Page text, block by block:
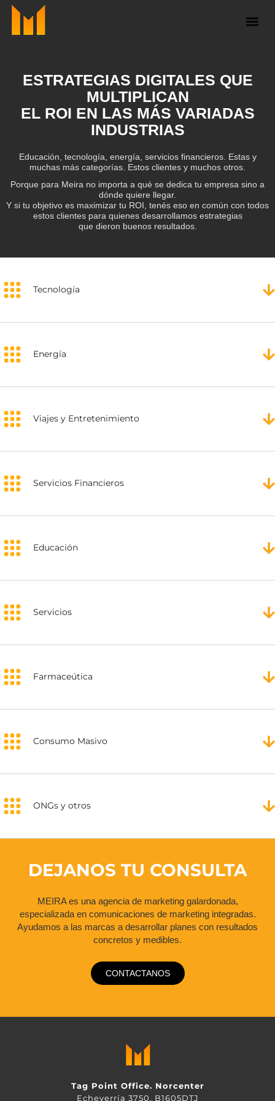
contenido
ESTRATEGIAS DIGITALES QUE
MULTIPLICAN
EL ROI EN LAS MÁS VARIADAS
INDUSTRIAS
Educación, tecnología, energía, servicios financieros. Estas y
muchas más categorías. Estos clientes y muchos otros.
Porque para Meira no importa a qué se dedica tu empresa sino a
dónde quiere llegar.
Y si tu objetivo es maximizar tu ROI, tenés eso en común con todos
estos clientes para quienes desarrollamos estrategias
que dieron buenos resultados.
Tecnología
Energía
Viajes y Entretenimiento
Servicios Financieros
Educación
Servicios
Farmaceútica
Consumo Masivo
ONGs y otros
DEJANOS TU CONSULTA
MEIRA es una agencia de marketing galardonada,
especializada en comunicaciones de marketing integradas.
Ayudamos a las marcas a desarrollar planes con resultados
concretos y medibles.
CONTACTANOS
Tag Point Office. Norcenter
Echeverría 3750, B1605DTJ